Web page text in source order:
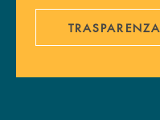
TRASPARENZA